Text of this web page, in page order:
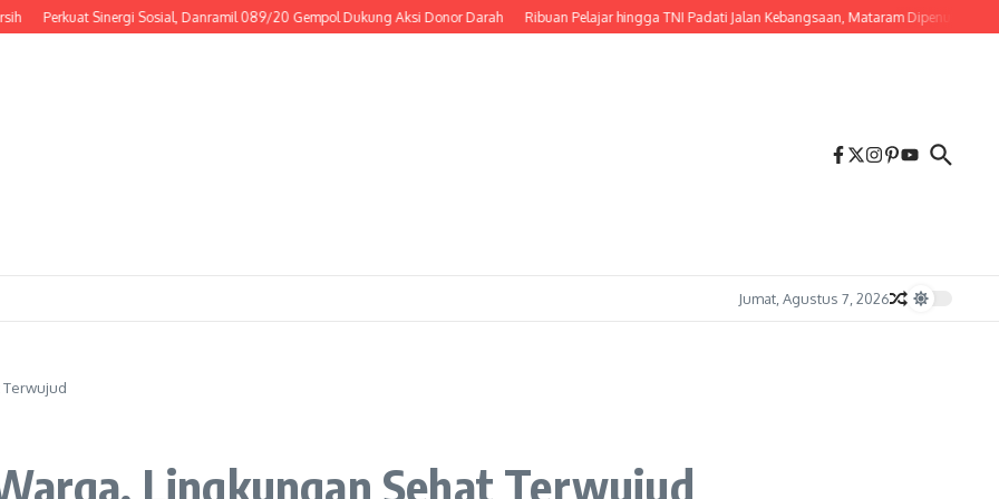
Perkuat Sinergi Sosial, Danramil 089/20 Gempol Dukung Aksi Donor Darah Ribuan Pelajar hingga TNI Padati Jalan Kebangsaan, Mataram Dipenuhi Merah Putih
Jumat, Agustus 7, 2026
Terwujud
Lingkungan Sehat Terwujud